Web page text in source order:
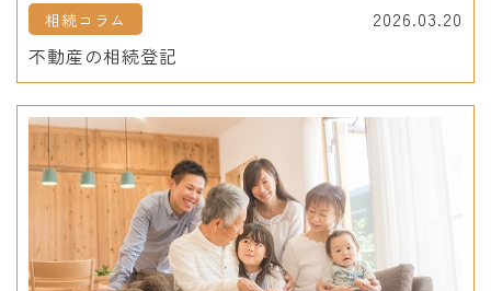
相続コラム
2026.03.20
不動産の相続登記